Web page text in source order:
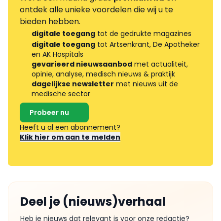
ontdek alle unieke voordelen die wij u te
bieden hebben.
digitale toegang tot de gedrukte magazines
digitale toegang tot Artsenkrant, De Apotheker
en AK Hospitals
gevarieerd nieuwsaanbod met actualiteit,
opinie, analyse, medisch nieuws & praktijk
dagelijkse newsletter met nieuws uit de
medische sector
Probeer nu
Heeft u al een abonnement?
Klik hier om aan te melden
Deel je (nieuws)verhaal
Heb je nieuws dat relevant is voor onze redactie?